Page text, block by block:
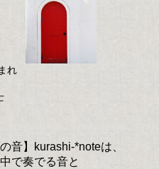
れ
音】kurashi-*noteは、
で奏でる音と